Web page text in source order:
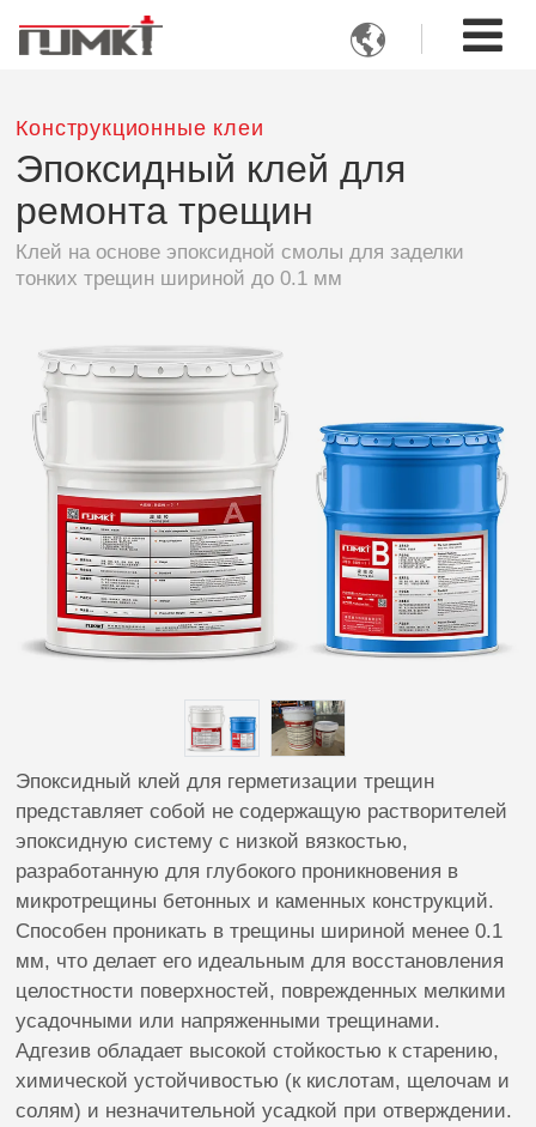

Конструкционные клеи
Эпоксидный клей для
ремонта трещин
Клей на основе эпоксидной смолы для заделки
тонких трещин шириной до 0.1 мм
Эпоксидный клей для герметизации трещин
представляет собой не содержащую растворителей
эпоксидную систему с низкой вязкостью,
разработанную для глубокого проникновения в
микротрещины бетонных и каменных конструкций.
Способен проникать в трещины шириной менее 0.1
мм, что делает его идеальным для восстановления
целостности поверхностей, поврежденных мелкими
усадочными или напряженными трещинами.
Адгезив обладает высокой стойкостью к старению,
химической устойчивостью (к кислотам, щелочам и
солям) и незначительной усадкой при отверждении.